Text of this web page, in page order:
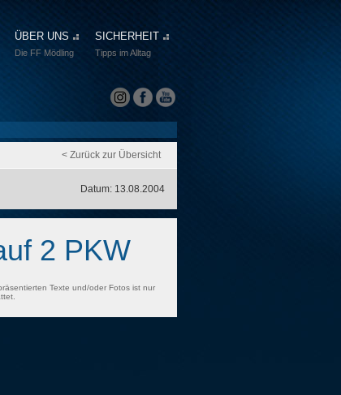
ÜBER UNS
Die FF Mödling
SICHERHEIT
Tipps im Alltag
< Zurück zur Übersicht
Datum: 13.08.2004
2 PKW
Texte und/oder Fotos ist nur